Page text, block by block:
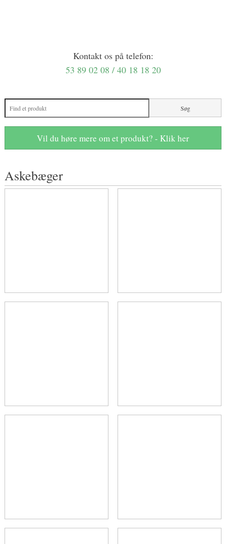
Kontakt os på telefon:
53 89 02 08 / 40 18 18 20
Vil du høre mere om et produkt? - Klik her
Askebæger​